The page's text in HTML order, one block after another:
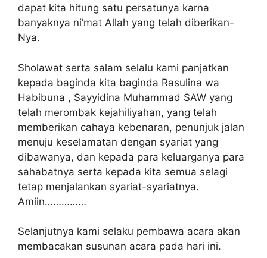
dapat kita hitung satu persatunya karna
banyaknya ni’mat Allah yang telah diberikan-
Nya.
Sholawat serta salam selalu kami panjatkan
kepada baginda kita baginda Rasulina wa
Habibuna , Sayyidina Muhammad SAW yang
telah merombak kejahiliyahan, yang telah
memberikan cahaya kebenaran, penunjuk jalan
menuju keselamatan dengan syariat yang
dibawanya, dan kepada para keluarganya para
sahabatnya serta kepada kita semua selagi
tetap menjalankan syariat-syariatnya.
Amiin……………
Selanjutnya kami selaku pembawa acara akan
membacakan susunan acara pada hari ini.